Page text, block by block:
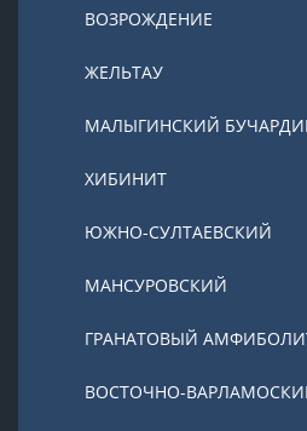
ВОЗРОЖДЕНИЕ
ЖЕЛЬТАУ
МАЛЫГИНСКИЙ
ХИБИНИТ
ЮЖНО-СУЛТАЕВСКИЙ
МАНСУРОВСКИЙ
ГРАНАТОВЫЙ
ВОСТОЧНО-